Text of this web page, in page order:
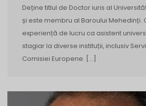
Deține titlul de Doctor iuris al
și este membru al Baroului Mehedinți.
experiență de lucru ca asistent
stagiar la diverse instituții, inclusiv
Comisiei Europene. […]